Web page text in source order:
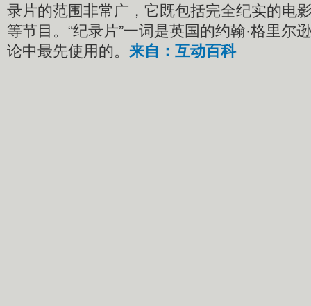
录片的范围非常广，它既包括完全纪实的电
等节目。“纪录片”一词是英国的约翰·格里尔
论中最先使用的。 来自：互动百科